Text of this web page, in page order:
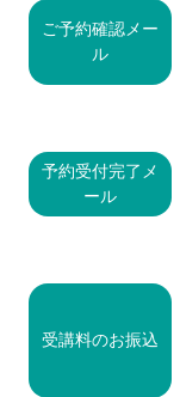
ご予約確認メー
ル
予約受付完了メ
ール
受講料のお振込